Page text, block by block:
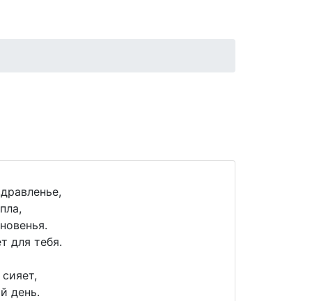
для тебя.
день.